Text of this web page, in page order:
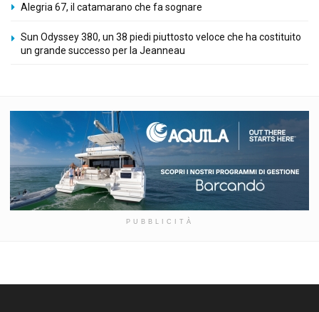
Alegria 67, il catamarano che fa sognare
Sun Odyssey 380, un 38 piedi piuttosto veloce che ha costituito
un grande successo per la Jeanneau
PUBBLICITÀ